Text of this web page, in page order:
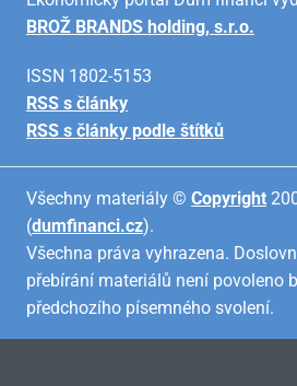
BROŽ BRANDS holding, s.r.o.
ISSN 1802-5153
RSS s články
RSS s články podle štítků
Všechny materiály © Copyright
(dumfinanci.cz).
Všechna práva vyhrazena.
přebírání materiálů není povoleno
předchozího písemného svolení.